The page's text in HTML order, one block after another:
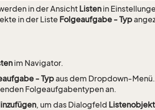
in der AnsichtListen in
in der Liste Folgeaufgabe - Typ
im Navigator.
- Typaus dem Dropdown-
Folgeaufgabentypen an.
, um das Dialogfeld